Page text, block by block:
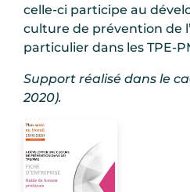
celle-ci participe au
culture de prévention de
particulier dans les TPE-
Support réalisé dans le
2020).